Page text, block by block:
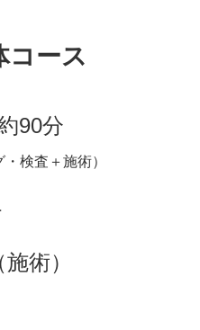
コース
90分
・検査＋施術）
術）